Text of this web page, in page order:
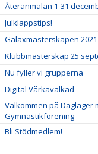
Återanmälan 1-31
Julklappstips!
Galaxmästerskapen 2021
Klubbmästerskap 25
Nu fyller vi grupperna
Digital Vårkavalkad
Välkommen på Dagläger
Gymnastikförening
Bli Stödmedlem!